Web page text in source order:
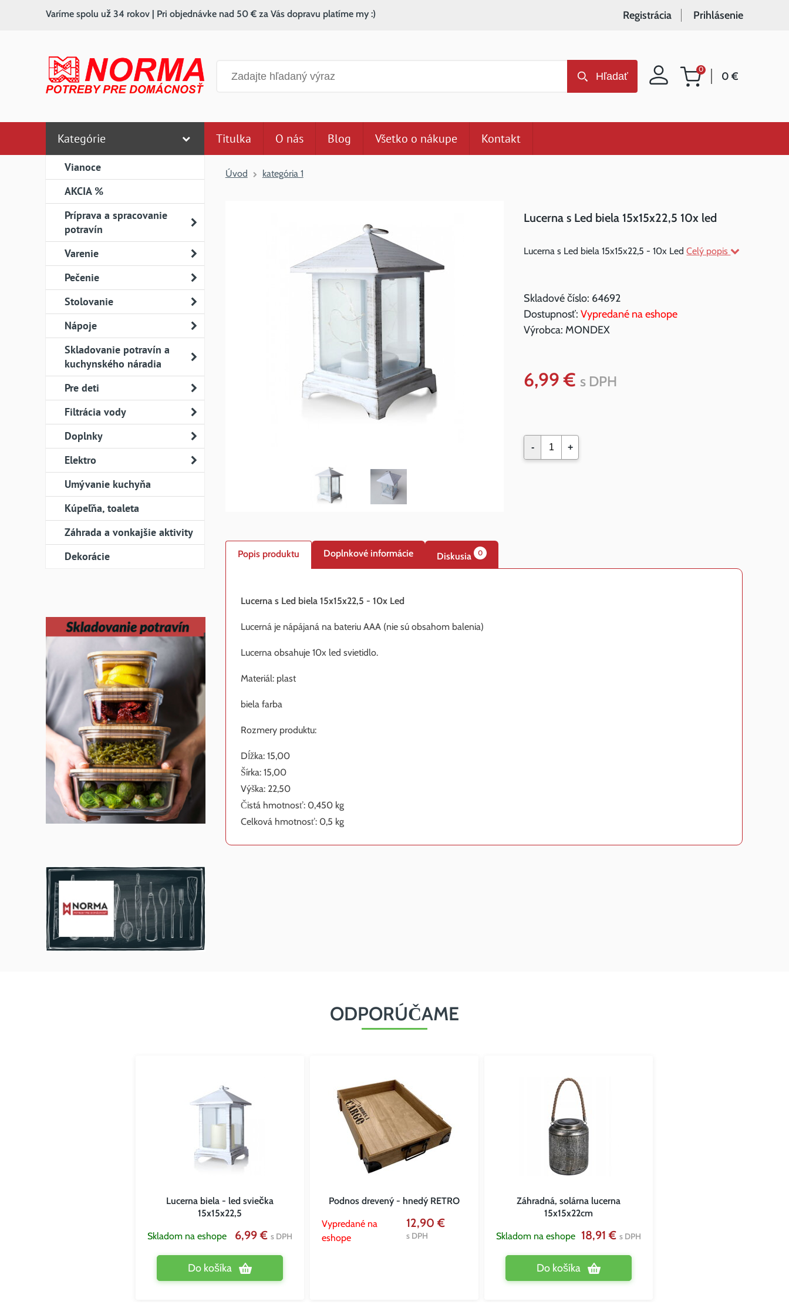
Nákupný
0
0 €
Hľadať
Varíme spolu už 34 rokov | Pri objednávke nad 50 € za Vás dopravu platíme my :) Registrácia Prihlásenie
Kategórie
Vianoce
AKCIA %
Príprava a spracovanie
potravín
Varenie
Pečenie
Stolovanie
Nápoje
Skladovanie potravín a
kuchynského náradia
Pre deti
Filtrácia vody
Doplnky
Elektro
Umývanie kuchyňa
Kúpeľňa, toaleta
Záhrada a vonkajšie aktivity
Dekorácie
Titulka O nás Blog Všetko o nákupe Kontakt
Úvod kategória 1
Lucerna s Led biela 15x15x22,5 10x led
Lucerna s Led biela 15x15x22,5 - 10x Led Celý popis
Skladové číslo: 64692
Dostupnosť:Vypredané na eshope
Výrobca: MONDEX
6,99 € s DPH
- +
Popis produktu Doplnkové informácie Diskusia 0
Lucerna s Led biela 15x15x22,5 - 10x Led
Lucerná je nápájaná na bateriu AAA (nie sú obsahom balenia)
Lucerna obsahuje 10x led svietidlo.
Materiál: plast
biela farba
Rozmery produktu:
Dĺžka: 15,00
Šírka: 15,00
Výška: 22,50
Čistá hmotnosť: 0,450 kg
Celková hmotnosť: 0,5 kg
ODPORÚČAME
Lucerna biela - led sviečka
15x15x22,5
Skladom na eshope 6,99 €s DPH
Do košíka
Podnos drevený - hnedý RETRO
Vypredané na
eshope
12,90 €
s DPH
Záhradná, solárna lucerna
15x15x22cm
Skladom na eshope 18,91 €s DPH
Do košíka